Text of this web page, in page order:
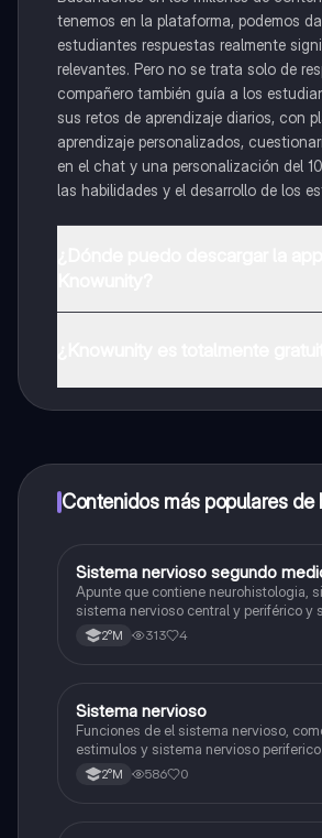
tenemos en la plataforma, podemos
estudiantes respuestas realmente
relevantes. Pero no se trata solo de
compañero también guía a los
sus retos de aprendizaje diarios, con
aprendizaje personalizados,
en el chat y una personalización del
las habilidades y el desarrollo de los
a determinadas funciones.
Contenidos más populares de
Biología
Sistema nervioso segundo
Apunte que contiene neurohistologia,
sistema nervioso central y periférico y
endocrino
2°M 313 4
SBiología
Sistema nervioso
Funciones de el sistema nervioso,
estimulos y sistema nervioso periferico
2°M 586 0